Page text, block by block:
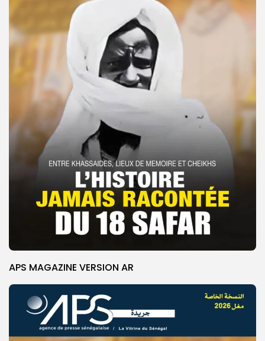
APS MAGAZINE VERSION AR